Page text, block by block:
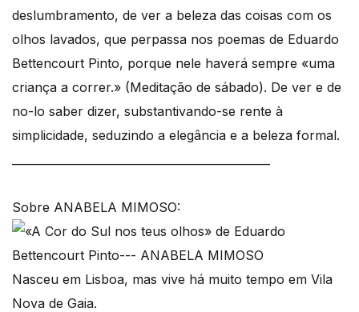
deslumbramento, de ver a beleza das coisas com os
olhos lavados, que perpassa nos poemas de Eduardo
Bettencourt Pinto, porque nele haverá sempre «uma
criança a correr.» (Meditação de sábado). De ver e de
no-lo saber dizer, substantivando-se rente à
simplicidade, seduzindo a elegância e a beleza formal.
Sobre ANABELA MIMOSO:
Nasceu em Lisboa, mas vive há muito tempo em Vila
Nova de Gaia.